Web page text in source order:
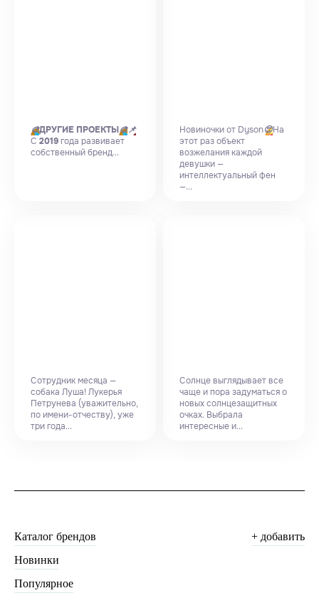
🎨ДРУГИЕ ПРОЕКТЫ🎨📌
С 2019года развивает
собственный бренд...
Новиночки от Dyson😍На
этот раз объект
возжелания каждой
девушки —
интеллектуальный фен
—...
Сотрудник месяца —
собака Луша! Лукерья
Петрунева (уважительно,
по имени-отчеству), уже
три года...
Солнце выглядывает все
чаще и пора задуматься о
новых солнцезащитных
очках. Выбрала
интересные и...
Каталог брендов
Новинки
Популярное
+ добавить